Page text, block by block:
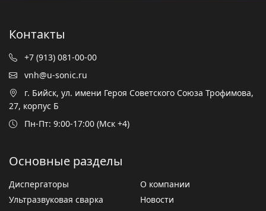
Контакты
+7 (913) 081-00-00
vnh@u-sonic.ru
г. Бийск, ул. имени Героя Советского Союза Трофимова,
27, корпус Б
Пн-Пт: 9:00-17:00 (Мск +4)
Основные разделы
Диспергаторы
Ультразвуковая сварка
О компании
Новости